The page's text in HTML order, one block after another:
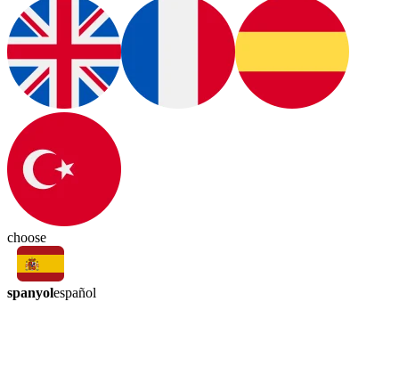
choose
spanyolespañol